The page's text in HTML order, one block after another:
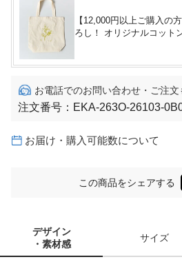
【12,000円以上ご購入の
ろし！ オリジナルコット
お電話でのお問い合わせ・ご注文
注文番号： EKA-263O-26103-
お届け・購入可能数について
この商品をシェアする
デザイン
・素材感
サイズ